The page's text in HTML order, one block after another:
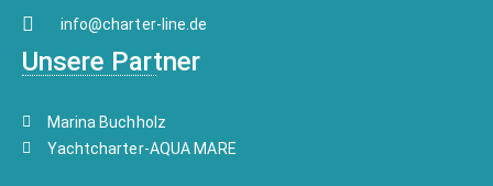
info@charter-line.de
Unsere Partner
Marina Buchholz
Yachtcharter-AQUA MARE